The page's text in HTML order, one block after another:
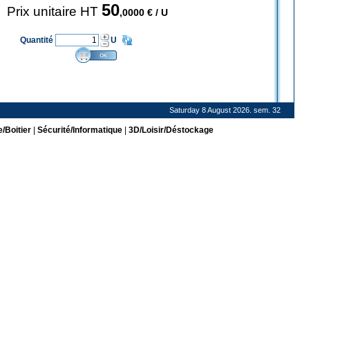
Prix unitaire HT 50,0000 € / U
Quantité U
Saturday 8 August 2026. sem. 32
Boitier| Sécurité/Informatique| 3D/Loisir/Déstockage